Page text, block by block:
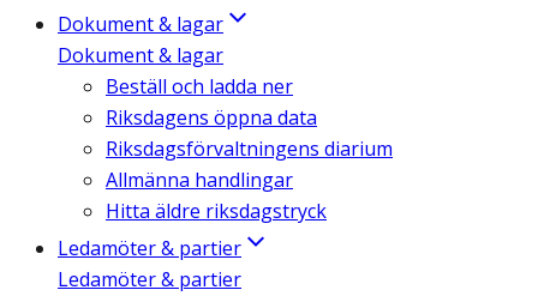
Dokument & lagar
Dokument & lagar
Beställ och ladda ner
Riksdagens öppna data
Riksdagsförvaltningens diarium
Allmänna handlingar
Hitta äldre riksdagstryck
Ledamöter & partier
Ledamöter & partier